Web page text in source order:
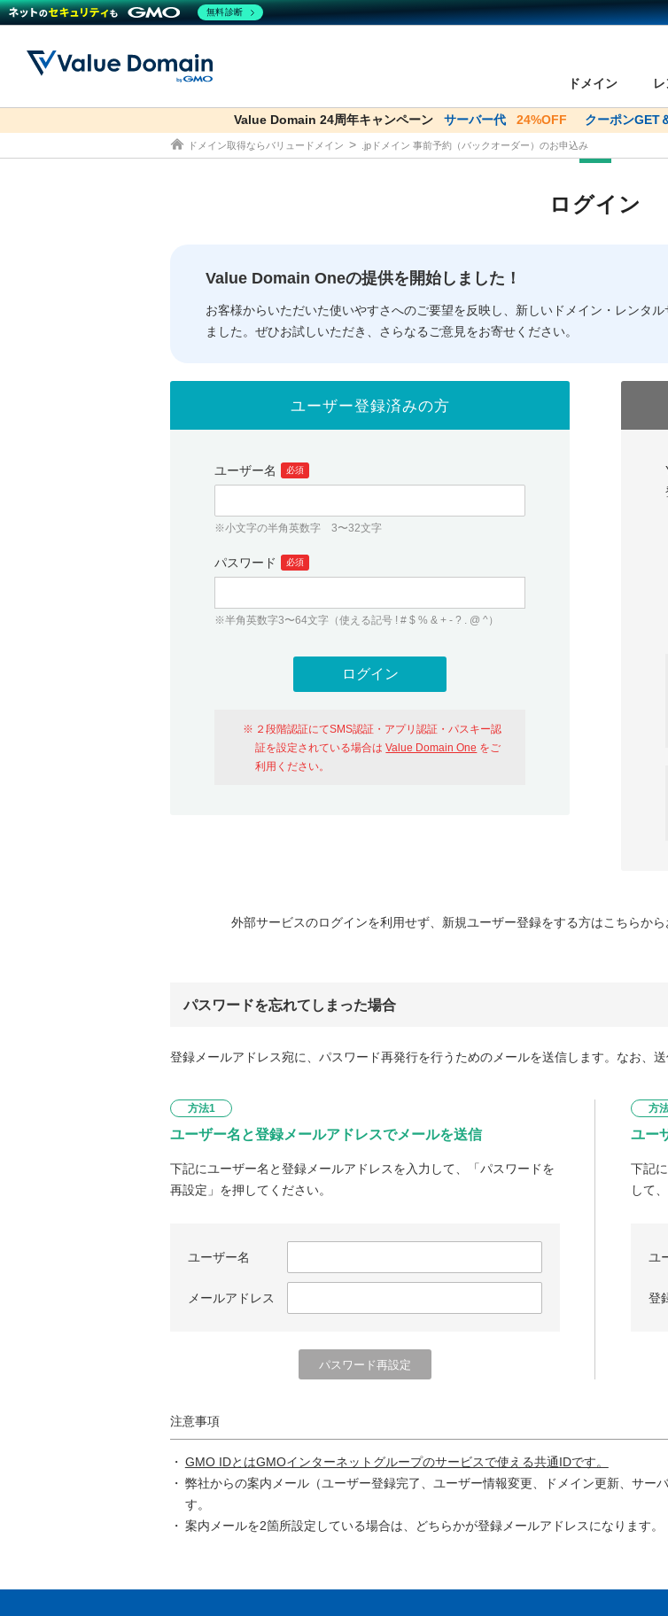
ドメイン
ドメイン ドメイン検索
ドメイ
人気ドメインの種類 WHOIS
レンタルサーバー コアサーバー
セキュリティ Value Domain ネットde診断
サービス お得意様割引
バリュ
従来のバリュードメインをご利用希望の方 おすす
従来のバリュードメインをご利用希望の方 おすす
Value Domain 24周年キャンペーン サーバー代 24%OFF クーポンGET
co.jpドメイン✕コアサーバーV2ビジネス応援キャンペー
ドメイン取得ならバリュードメイン .jpドメイン 事前予約（バックオーダー）のお申込み
ログイン
Value Domain Oneの提供を開始しました！
お客様からいただいた使いやすさへのご要望を反映し、新しいドメイン・レンタ
ました。ぜひお試しいただき、さらなるご意見をお寄せください。
ユーザー登録済みの方
ユーザー名 必須
※小文字の半角英数字 3〜32文字
パスワード 必須
※半角英数字3〜64文字（使える記号 ! # $ % & + - ? . @ ^）
２段階認証にてSMS認証・アプリ認証・パスキー認
証を設定されている場合はValue Domain One をご
利用ください。
外部サービスのログインを利用せず、新規ユーザー登録をする方はこちらから
パスワードを忘れてしまった場合
登録メールアドレス宛に、パスワード再発行を行うためのメールを送信します。なお、送
方法1
ユーザー名と登録メールアドレスでメールを送信
下記にユーザー名と登録メールアドレスを入力して、「パスワードを
再設定」を押してください。
ユーザー名
メールアドレス
方
ユー
下記
して
ユ
登
注意事項
GMO IDとはGMOインターネットグループのサービスで使える共通IDです。
弊社からの案内メール（ユーザー登録完了、ユーザー情報変更、ドメイン更新、サー
す。
案内メールを2箇所設定している場合は、どちらかが登録メールアドレスになります。
無料診断